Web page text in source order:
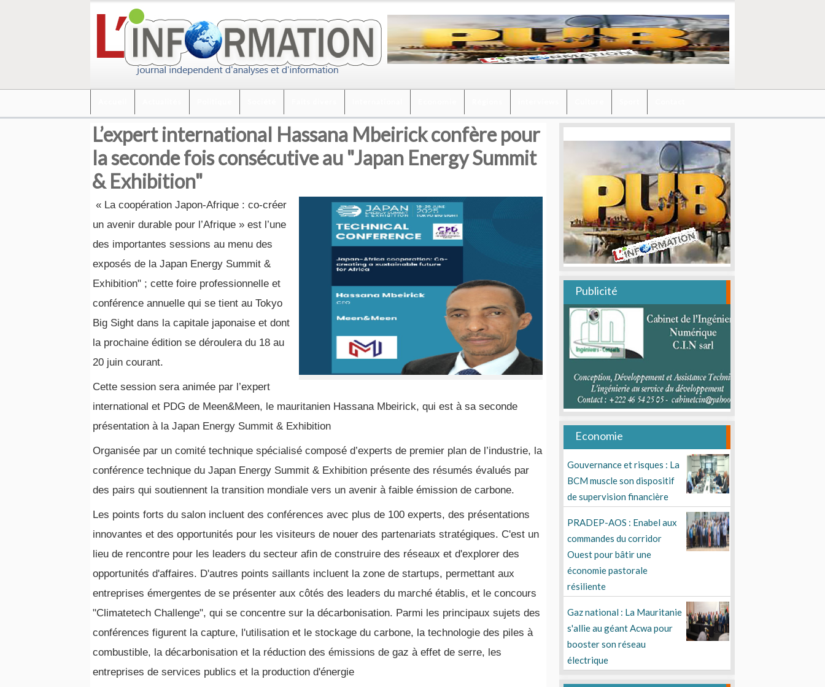
Publicité
Economie
Gouvernance et risques : La
BCM muscle son dispositif
de supervision financière
PRADEP-AOS : Enabel aux
commandes du corridor
Ouest pour bâtir une
économie pastorale
résiliente
Gaz national : La Mauritanie
s'allie au géant Acwa pour
booster son réseau
électrique
L’expert international Hassana Mbeirick confère pour
la seconde fois consécutive au "Japan Energy Summit
& Exhibition"
« La coopération Japon-Afrique : co-créer
un avenir durable pour l’Afrique » est l’une
des importantes sessions au menu des
exposés de la Japan Energy Summit &
Exhibition" ; cette foire professionnelle et
conférence annuelle qui se tient au Tokyo
Big Sight dans la capitale japonaise et dont
la prochaine édition se déroulera du 18 au
20 juin courant.
Cette session sera animée par l’expert
international et PDG de Meen&Meen, le mauritanien Hassana Mbeirick, qui est à sa seconde
présentation à la Japan Energy Summit & Exhibition
Organisée par un comité technique spécialisé composé d’experts de premier plan de l’industrie, la
conférence technique du Japan Energy Summit & Exhibition présente des résumés évalués par
des pairs qui soutiennent la transition mondiale vers un avenir à faible émission de carbone.
Les points forts du salon incluent des conférences avec plus de 100 experts, des présentations
innovantes et des opportunités pour les visiteurs de nouer des partenariats stratégiques. C'est un
lieu de rencontre pour les leaders du secteur afin de construire des réseaux et d'explorer des
opportunités d'affaires. D'autres points saillants incluent la zone de startups, permettant aux
entreprises émergentes de se présenter aux côtés des leaders du marché établis, et le concours
"Climatetech Challenge", qui se concentre sur la décarbonisation. Parmi les principaux sujets des
conférences figurent la capture, l'utilisation et le stockage du carbone, la technologie des piles à
combustible, la décarbonisation et la réduction des émissions de gaz à effet de serre, les
entreprises de services publics et la production d'énergie